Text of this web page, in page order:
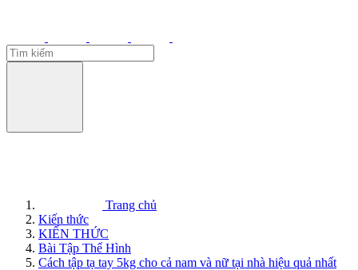
Trang chủ
Kiến thức
KIẾN THỨC
Bài Tập Thể Hình
Cách tập tạ tay 5kg cho cả nam và nữ tại nhà hiệu quả nhất